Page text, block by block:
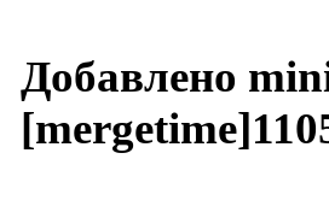
Добавлено